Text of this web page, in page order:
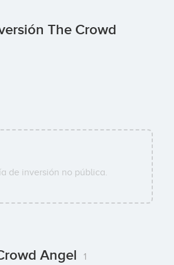
The Crowd
de inversión no pública.
Angel 1